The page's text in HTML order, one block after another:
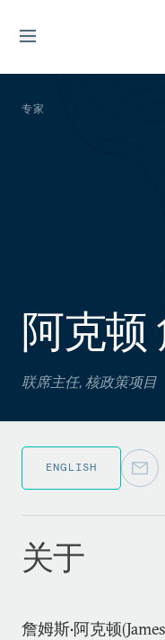
专家
阿克顿
联席主任, 核政策项目
ENGLISH
关于
詹姆斯•阿克顿